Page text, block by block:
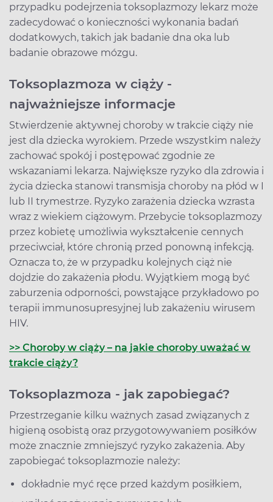
przypadku podejrzenia toksoplazmozy lekarz może
zadecydować o konieczności wykonania badań
dodatkowych, takich jak badanie dna oka lub
badanie obrazowe mózgu.
Toksoplazmoza w ciąży -
najważniejsze informacje
Stwierdzenie aktywnej choroby w trakcie ciąży nie
jest dla dziecka wyrokiem. Przede wszystkim należy
zachować spokój i postępować zgodnie ze
wskazaniami lekarza. Największe ryzyko dla zdrowia i
życia dziecka stanowi transmisja choroby na płód w I
lub II trymestrze. Ryzyko zarażenia dziecka wzrasta
wraz z wiekiem ciążowym. Przebycie toksoplazmozy
przez kobietę umożliwia wykształcenie cennych
przeciwciał, które chronią przed ponowną infekcją.
Oznacza to, że w przypadku kolejnych ciąż nie
dojdzie do zakażenia płodu. Wyjątkiem mogą być
zaburzenia odporności, powstające przykładowo po
terapii immunosupresyjnej lub zakażeniu wirusem
HIV.
>> Choroby w ciąży – na jakie choroby uważać w
trakcie ciąży?
Toksoplazmoza - jak zapobiegać?
Przestrzeganie kilku ważnych zasad związanych z
higieną osobistą oraz przygotowywaniem posiłków
może znacznie zmniejszyć ryzyko zakażenia. Aby
zapobiegać toksoplazmozie należy:
dokładnie myć ręce przed każdym posiłkiem,